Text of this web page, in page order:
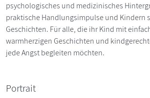
psychologisches und medizinisches
praktische Handlungsimpulse und Kindern
Geschichten. Für alle, die ihr Kind mit
warmherzigen Geschichten und
jede Angst begleiten möchten.
Portrait